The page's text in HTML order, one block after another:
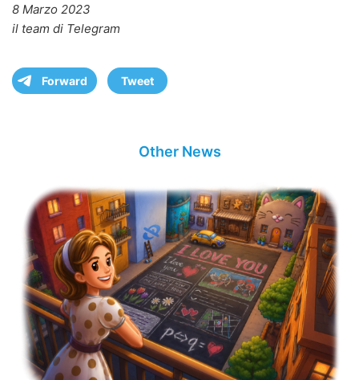
8 Marzo 2023
il team di Telegram
Forward Tweet
Other News